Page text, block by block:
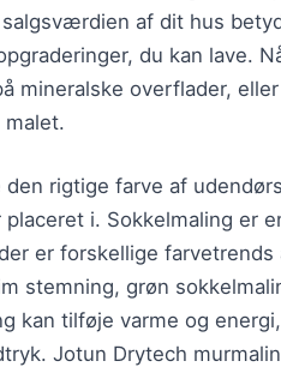
af dit hus
du kan lave.
mineralske overflader,
rigtige farve af
i. Sokkelmaling er
er forskellige
stemning, grøn
kan tilføje varme og
Jotun Drytech